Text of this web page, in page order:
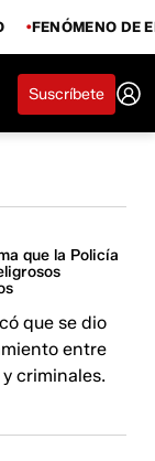
FENÓMENO DE
Suscríbete
que la Policía
que se dio
entre
criminales.